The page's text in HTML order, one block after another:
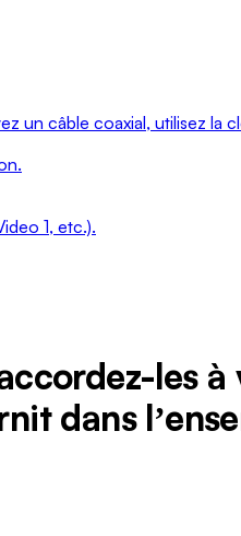
câble coaxial, utilisez la
1, etc.).
les à
dans